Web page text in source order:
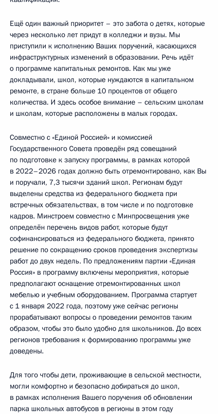
Ещё один важный приоритет – это забота о детях, которые
через несколько лет придут в колледжи и вузы. Мы
приступили к исполнению Ваших поручений, касающихся
инфраструктурных изменений в образовании. Речь идёт
о программе капитальных ремонтов. Как мы уже
докладывали, школ, которые нуждаются в капитальном
ремонте, в стране больше 10 процентов от общего
количества. И здесь особое внимание – сельским школам
и школам, которые расположены в малых городах.
Совместно с «Единой Россией» и комиссией
Государственного Совета проведён ряд совещаний
по подготовке к запуску программы, в рамках которой
в 2022–2026 годах должно быть отремонтировано, как Вы
и поручали, 7,3 тысячи зданий школ. Регионам будут
выделены средства из федерального бюджета при
встречных обязательствах, в том числе и по подготовке
кадров. Минстроем совместно с Минпросвещения уже
определён перечень видов работ, которые будут
софинансироваться из федерального бюджета, принято
решение по сокращению сроков проведения экспертизы
работ до двух недель. По предложениям партии «Единая
Россия» в программу включены мероприятия, которые
предполагают оснащение отремонтированных школ
мебелью и учебным оборудованием. Программа стартует
с 1 января 2022 года, поэтому уже сейчас регионы
прорабатывают вопросы о проведении ремонтов таким
образом, чтобы это было удобно для школьников. До всех
регионов требования к формированию программы уже
доведены.
Для того чтобы дети, проживающие в сельской местности,
могли комфортно и безопасно добираться до школ,
в рамках исполнения Вашего поручения об обновлении
парка школьных автобусов в регионы в этом году